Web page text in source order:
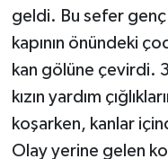
geldi. Bu sefer genç
kapının önündeki
kan gölüne çevirdi.
kızın yardım
koşarken, kanlar
Olay yerine gelen